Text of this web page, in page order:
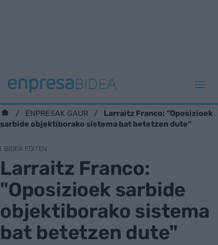
ENPRESAK GAUR
Larraitz Franco: "Oposizioek
sarbide objektiborako sistema bat betetzen dute"
BIDEA EGITEN
Larraitz Franco:
"Oposizioek sarbide
objektiborako sistema
bat betetzen dute"